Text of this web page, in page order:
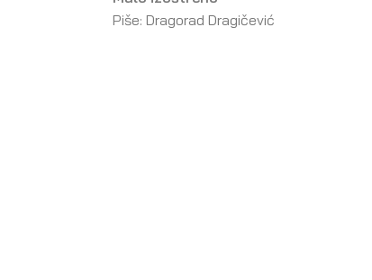
Piše: Dragorad Dragičević